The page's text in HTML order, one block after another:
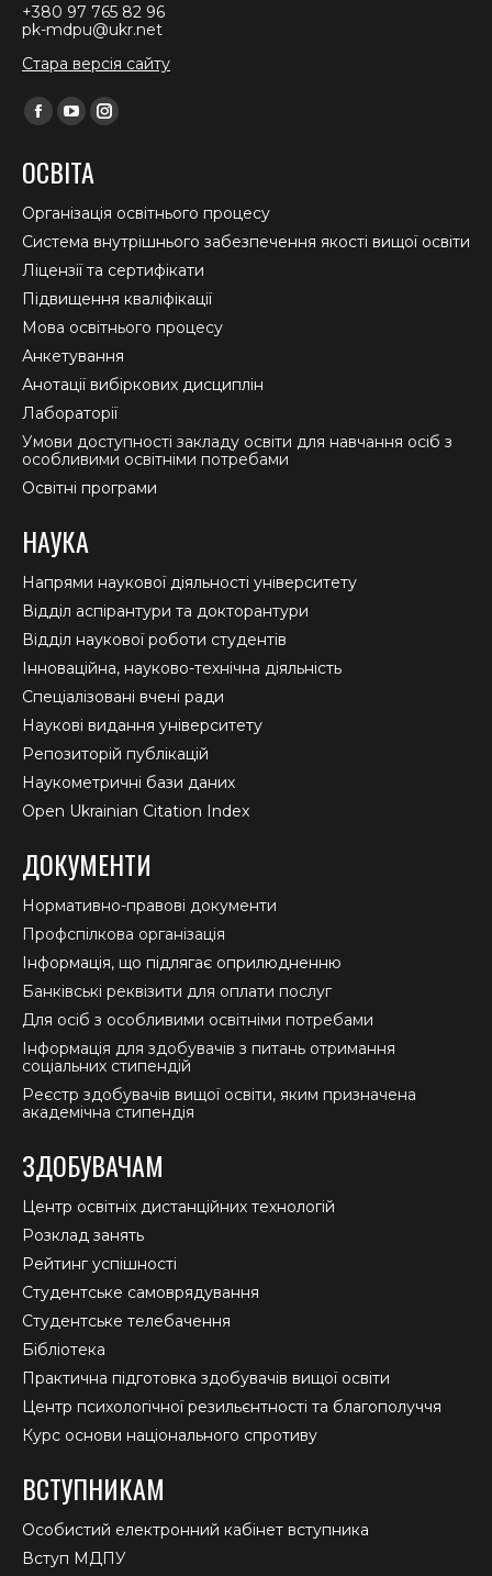
+380 97 765 82 96
pk-mdpu@ukr.net
Стара версія сайту
Find us on:
Facebook
opens
in
new
window
YouTube
opens
in
new
window
Instagram
in
new
window
ОСВІТА
Організація освітнього процесу
Система внутрішнього забезпечення якості вищої освіти
Ліцензії та сертифікати
Підвищення кваліфікації
Мова освітнього процесу
Анкетування
Анотації вибіркових дисциплін
Лабораторії
Умови доступності закладу освіти для навчання осіб з
особливими освітніми потребами
Освітні програми
НАУКА
Напрями наукової діяльності університету
Відділ аспірантури та докторантури
Відділ наукової роботи студентів
Інноваційна, науково-технічна діяльність
Спеціалізовані вчені ради
Наукові видання університету
Репозиторій публікацій
Наукометричні бази даних
Open Ukrainian Citation Index
ДОКУМЕНТИ
Нормативно-правові документи
Профспілкова організація
Інформація, що підлягає оприлюдненню
Банківські реквізити для оплати послуг
Для осіб з особливими освітніми потребами
Інформація для здобувачів з питань отримання
соціальних стипендій
Реєстр здобувачів вищої освіти, яким призначена
академічна стипендія
ЗДОБУВАЧАМ
Центр освітніх дистанційних технологій
Розклад занять
Рейтинг успішності
Студентське самоврядування
Студентське телебачення
Бібліотека
Практична підготовка здобувачів вищої освіти
Центр психологічної резильєнтності та благополуччя
Курс основи національного спротиву
ВСТУПНИКАМ
Особистий електронний кабінет вступника
Вступ МДПУ